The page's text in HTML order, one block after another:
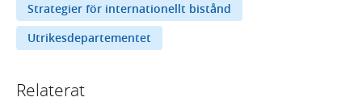
Strategier för internationellt bistånd
Utrikesdepartementet
Relaterat